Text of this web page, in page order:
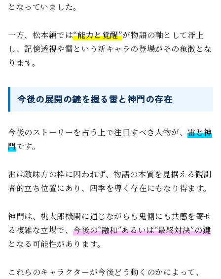
となっていました。
一方、松本編では“能力と覚醒”が物語の軸として浮上
し、記憶透視や雷という新キャラの登場がその象徴とな
ります。
今後の展開の鍵を握る雷と神門の存在
今後のストーリーを占う上で注目すべき人物が、雷と神
門です。
雷は敵味方の枠に囚われず、物語の本質を見据える観測
者的立ち位置にあり、四季を導く存在にもなり得ます。
神門は、桃太郎機関に通じながらも鬼側にも共感を寄せ
る複雑な立場で、今後の“融和”あるいは“最終対決”の鍵
となる可能性があります。
これらのキャラクターが今後どう動くのかによって、